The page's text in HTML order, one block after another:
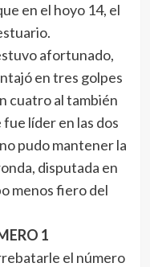
en el hoyo 14, el
afortunado,
en tres golpes
cuatro al también
líder en las dos
pudo mantener la
disputada en
menos fiero del
1
el número